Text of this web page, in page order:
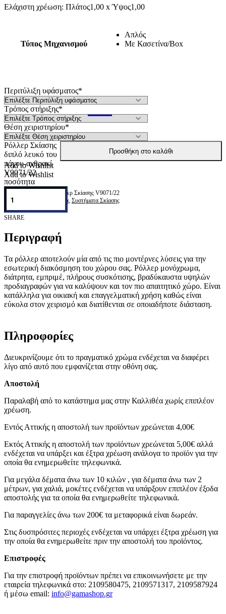
Ελάχιστη χρέωση: Πλάτος1,00 x Ύψος1,00
Τύπος Μηχανισμού
Απλός
Με Κασετίνα/Box
Περιτύλιξη υφάσματος*
Τρόπος στήριξης*
Θέση χειριστηρίου*
Ρόλλερ Σκίασης
διπλό λευκό του
πάγου-ανθρακί
V9071/22
ποσότητα
Προσθήκη στο καλάθι
Add to Wishlist
Add to Wishlist
Ρόλλερ Σκίασης V9071/22
Κατηγορίες:
Ρόλλερ διπλά, Συστήματα Σκίασης
SHARE
Περιγραφή
Τα ρόλλερ αποτελούν μία από τις πιο μοντέρνες λύσεις για την
εσωτερική διακόσμηση του χώρου σας. Ρόλλερ μονόχρωμα,
διάτρητα, εμπριμέ, πλήρους συσκότισης, βραδύκαυστα υψηλών
προδιαγραφών για να καλύψουν και τον πιο απαιτητικό χώρο. Είναι
κατάλληλα για οικιακή και επαγγελματική χρήση καθώς είναι
εύκολα στον χειρισμό και διατίθενται σε οποιαδήποτε διάσταση.
Πληροφορίες
Διευκρινίζουμε ότι το πραγματικό χρώμα ενδέχεται να διαφέρει
λίγο από αυτό που εμφανίζεται στην οθόνη σας.
Αποστολή
Παραλαβή από το κατάστημα μας στην Καλλιθέα χωρίς επιπλέον
χρέωση.
Εντός Αττικής η αποστολή των προϊόντων χρεώνεται 4,00€
Εκτός Αττικής η αποστολή των προϊόντων χρεώνεται 5,00€ αλλά
ενδέχεται να υπάρξει και έξτρα χρέωση ανάλογα το προϊόν για την
οποία θα ενημερωθείτε τηλεφωνικά.
Για μεγάλα δέματα άνω των 10 κιλών , για δέματα άνω των 2
μέτρων, για χαλιά, μοκέτες ενδέχεται να υπάρξουν επιπλέον έξοδα
αποστολής για τα οποία θα ενημερωθείτε τηλεφωνικά.
Για παραγγελίες άνω των 200€ τα μεταφορικά είναι δωρεάν.
Στις δυσπρόσιτες περιοχές ενδέχεται να υπάρχει έξτρα χρέωση για
την οποία θα ενημερωθείτε πριν την αποστολή του προϊόντος.
Επιστροφές
Για την επιστροφή προϊόντων πρέπει να επικοινωνήσετε με την
εταιρεία τηλεφωνικά στο: 2109580475, 2109571317, 2109587924
ή μέσω email: info@gamashop.gr